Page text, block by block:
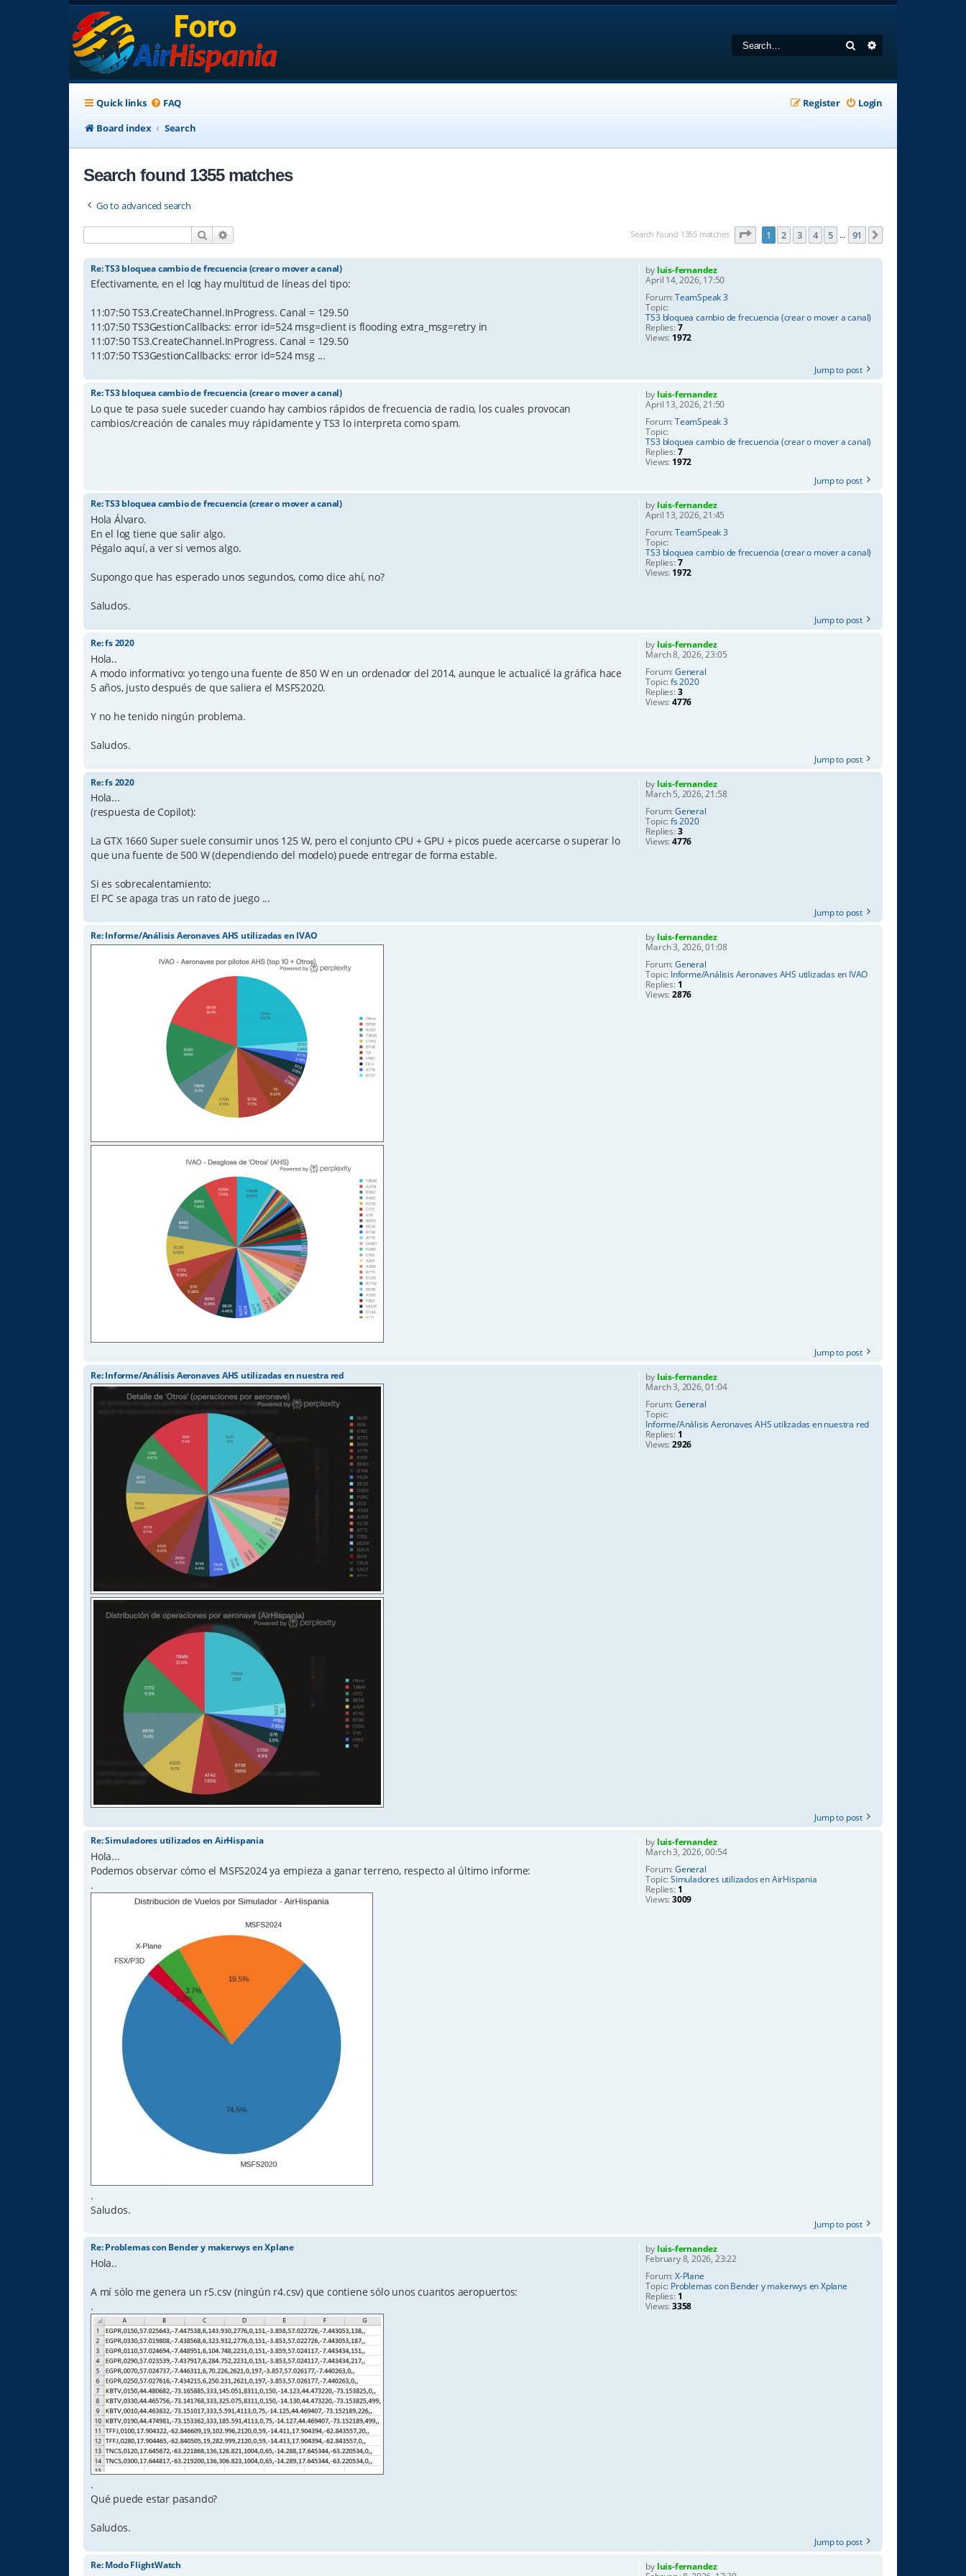
Search
Quick links FAQ Login
Register
Board index
Search
Search found 1355 matches
Go to advanced search
Search Search found 1355 matches Page of 91
1 2 3 4 5 … 91
by luis-fernandez
April 14, 2026, 17:50
Forum:TeamSpeak 3
Topic:
TS3 bloquea cambio de frecuencia (crear o mover a canal)
Replies:7
Views: 1972
Re: TS3 bloquea cambio de frecuencia (crear o mover a canal)
Efectivamente, en el log hay multitud de líneas del tipo:
11:07:50 TS3.CreateChannel.InProgress. Canal = 129.50
11:07:50 TS3GestionCallbacks: error id=524 msg=client is flooding extra_msg=retry in
11:07:50 TS3.CreateChannel.InProgress. Canal = 129.50
11:07:50 TS3GestionCallbacks: error id=524 msg ...
Jump to post
by luis-fernandez
April 13, 2026, 21:50
Forum:TeamSpeak 3
Topic:
TS3 bloquea cambio de frecuencia (crear o mover a canal)
Replies:7
Views: 1972
Re: TS3 bloquea cambio de frecuencia (crear o mover a canal)
Lo que te pasa suele suceder cuando hay cambios rápidos de frecuencia de radio, los cuales provocan
cambios/creación de canales muy rápidamente y TS3 lo interpreta como spam.
Jump to post
by luis-fernandez
April 13, 2026, 21:45
Forum:TeamSpeak 3
Topic:
TS3 bloquea cambio de frecuencia (crear o mover a canal)
Replies:7
Views: 1972
Re: TS3 bloquea cambio de frecuencia (crear o mover a canal)
Hola Álvaro.
En el log tiene que salir algo.
Pégalo aquí, a ver si vemos algo.
Supongo que has esperado unos segundos, como dice ahí, no?
Saludos.
Jump to post
by luis-fernandez
March 8, 2026, 23:05
Forum:General
Topic:fs 2020
Replies:3
Views:4776
Re: fs 2020
Hola..
A modo informativo: yo tengo una fuente de 850 W en un ordenador del 2014, aunque le actualicé la gráfica hace
5 años, justo después de que saliera el MSFS2020.
Y no he tenido ningún problema.
Saludos.
Jump to post
by luis-fernandez
March 5, 2026, 21:58
Forum:General
Topic:fs 2020
Replies:3
Views:4776
Re: fs 2020
Hola...
(respuesta de Copilot):
La GTX 1660 Super suele consumir unos 125 W, pero el conjunto CPU + GPU + picos puede acercarse o superar lo
que una fuente de 500 W (dependiendo del modelo) puede entregar de forma estable.
Si es sobrecalentamiento:
El PC se apaga tras un rato de juego ...
Jump to post
by luis-fernandez
March 3, 2026, 01:08
Forum:General
Topic: Informe/Análisis Aeronaves AHS utilizadas en IVAO
Replies: 1
Views:2876
Re: Informe/Análisis Aeronaves AHS utilizadas en IVAO
Jump to post
by luis-fernandez
March 3, 2026, 01:04
Forum:General
Topic:
Informe/Análisis Aeronaves AHS utilizadas en nuestra red
Replies: 1
Views:2926
Re: Informe/Análisis Aeronaves AHS utilizadas en nuestra red
Jump to post
by luis-fernandez
March 3, 2026, 00:54
Forum:General
Topic:Simuladores utilizados en AirHispania
Replies: 1
Views:3009
Re: Simuladores utilizados en AirHispania
Hola...
Podemos observar cómo el MSFS2024 ya empieza a ganar terreno, respecto al último informe:
.
.
Saludos.
Jump to post
by luis-fernandez
February 8, 2026, 23:22
Forum:X-Plane
Topic: Problemas con Bender y makerwys en Xplane
Replies: 1
Views:3358
Re: Problemas con Bender y makerwys en Xplane
Hola..
A mí sólo me genera un r5.csv (ningún r4.csv) que contiene sólo unos cuantos aeropuertos:
.
.
Qué puede estar pasando?
Saludos.
Jump to post
by luis-fernandez
Re: Modo FlightWatch